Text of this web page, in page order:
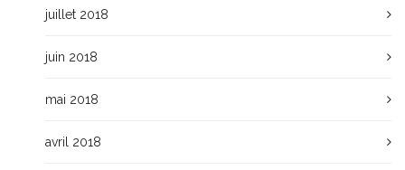
juillet 2018
juin 2018
mai 2018
avril 2018